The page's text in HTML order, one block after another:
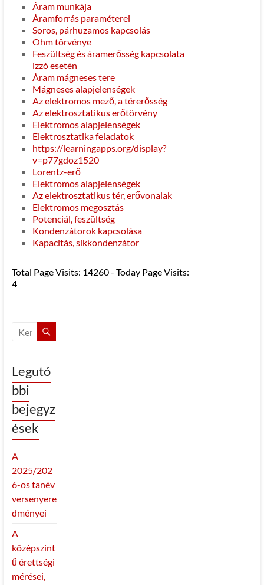
Áram munkája
Áramforrás paraméterei
Soros, párhuzamos kapcsolás
Ohm törvénye
Feszültség és áramerősség kapcsolata
izzó esetén
Áram mágneses tere
Mágneses alapjelenségek
Az elektromos mező, a térerősség
Az elektrosztatikus erőtörvény
Elektromos alapjelenségek
Elektrosztatika feladatok
https://learningapps.org/display?
v=p77gdoz1520
Lorentz-erő
Elektromos alapjelenségek
Az elektrosztatikus tér, erővonalak
Elektromos megosztás
Potenciál, feszültség
Kondenzátorok kapcsolása
Kapacitás, síkkondenzátor
Total Page Visits: 14260 - Today Page Visits:
4
Legutó
bbi
bejegyz
ések
A
2025/202
6-os tanév
versenyere
dményei
A
középszint
ű érettségi
mérései,